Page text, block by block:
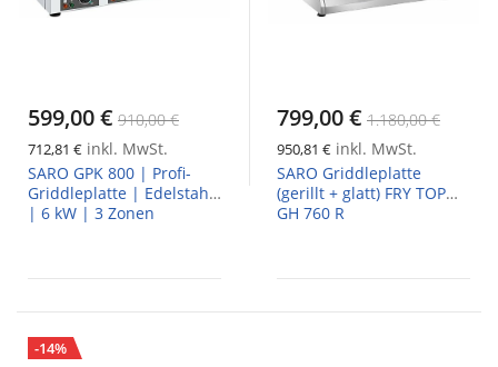
599,00 € 910,00 €
712,81 € inkl. MwSt.
SARO GPK 800 | Profi-
Griddleplatte | Edelstahl
| 6 kW | 3 Zonen
799,00 € 1.180,00 €
950,81 € inkl. MwSt.
SARO Griddleplatte
(gerillt + glatt) FRY TOP
GH 760 R
-14%